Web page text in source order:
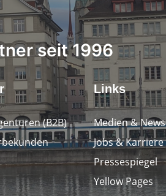
seit 1996
(B2B)
Links
Medien & News
Jobs & Karriere
Pressespiegel
Yellow Pages